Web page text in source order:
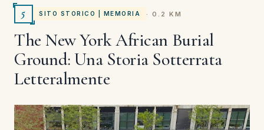
5 SITO STORICO | MEMORIA · 0.2 KM
The New York African Burial
Ground: Una Storia Sotterrata
Letteralmente